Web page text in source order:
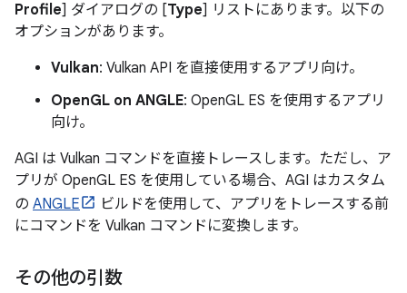
Profile] ダイアログの [Type] リストにあります。以下の
オプションがあります。
Vulkan: Vulkan API を直接使用するアプリ向け。
OpenGL on ANGLE: OpenGL ES を使用するアプリ
向け。
AGI は Vulkan コマンドを直接トレースします。ただし、ア
プリが OpenGL ES を使用している場合、AGI はカスタム
の ANGLE
ビルドを使用して、アプリをトレースする前
にコマンドを Vulkan コマンドに変換します。
その他の引数